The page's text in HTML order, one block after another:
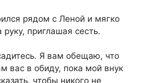
рядом с Леной и мягко
руку, приглашая сесть.
Я вам обещаю, что
вас в обиду, пока мой внук
чтобы никого не